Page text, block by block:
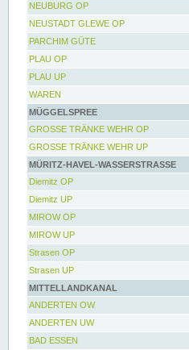
NEUBURG OP
NEUSTADT GLEWE OP
PARCHIM GÜTE
PLAU OP
PLAU UP
WAREN
MÜGGELSPREE
GROSSE TRÄNKE WEHR OP
GROSSE TRÄNKE WEHR UP
MÜRITZ-HAVEL-WASSERSTRASSE
Diemitz OP
Diemitz UP
MIROW OP
MIROW UP
Strasen OP
Strasen UP
MITTELLANDKANAL
ANDERTEN OW
ANDERTEN UW
BAD ESSEN